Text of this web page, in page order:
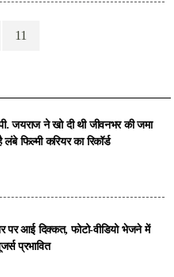
11
जयराज ने खो दी थी जीवनभर की जमा
फिल्मी करियर का रिकॉर्ड
पर आई दिक्कत, फोटो-वीडियो भेजने में
प्रभावित